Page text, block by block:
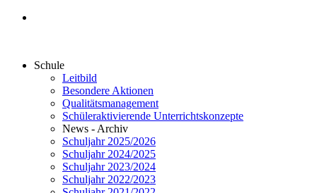
Schule
Leitbild
Besondere Aktionen
Qualitätsmanagement
Schüleraktivierende Unterrichtskonzepte
News - Archiv
Schuljahr 2025/2026
Schuljahr 2024/2025
Schuljahr 2023/2024
Schuljahr 2022/2023